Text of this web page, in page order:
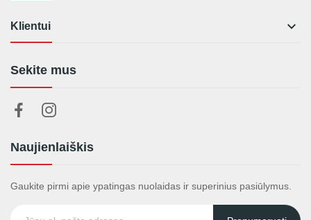
Klientui 
Sekite mus
Naujienlaiškis
Gaukite pirmi apie ypatingas nuolaidas ir superinius pasiūlymus.